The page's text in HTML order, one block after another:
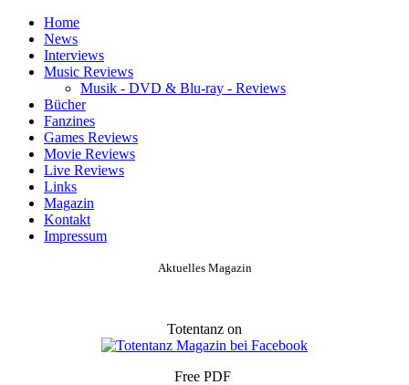
Home
News
Interviews
Music Reviews
Musik - DVD & Blu-ray - Reviews
Bücher
Fanzines
Games Reviews
Movie Reviews
Live Reviews
Links
Magazin
Kontakt
Impressum
Aktuelles Magazin
Totentanz on
Free PDF